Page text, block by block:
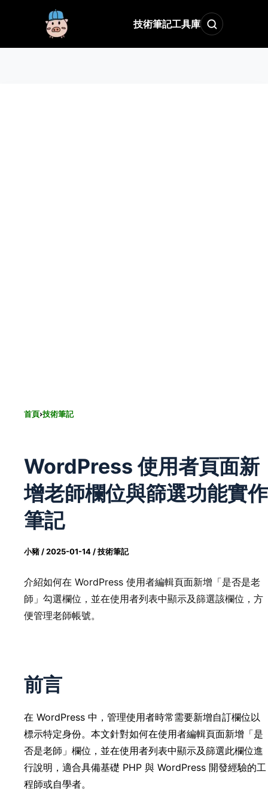
技術筆記工具庫
首頁›技術筆記
WordPress 使用者頁面新
增老師欄位與篩選功能實作
筆記
小豬 /2025-01-14 /技術筆記
介紹如何在 WordPress 使用者編輯頁面新增「是否是老
師」勾選欄位，並在使用者列表中顯示及篩選該欄位，方
便管理老師帳號。
前言
在 WordPress 中，管理使用者時常需要新增自訂欄位以
標示特定身份。本文針對如何在使用者編輯頁面新增「是
否是老師」欄位，並在使用者列表中顯示及篩選此欄位進
行說明，適合具備基礎 PHP 與 WordPress 開發經驗的工
程師或自學者。